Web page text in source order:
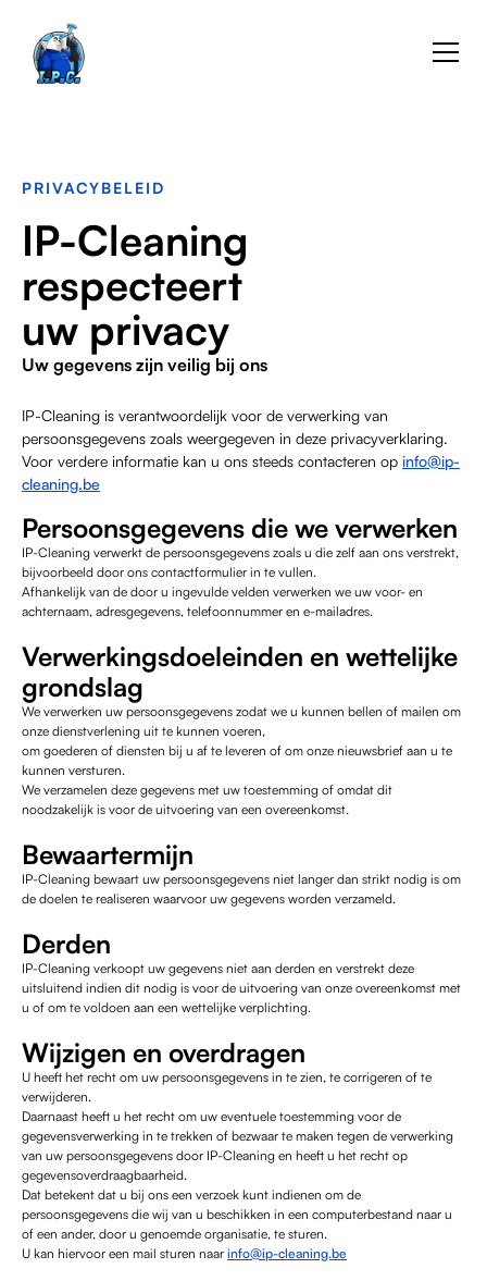
PRIVACYBELEID
IP-Cleaning
respecteert
uw privacy
Uw gegevens zijn veilig bij ons
IP-Cleaning is verantwoordelijk voor de verwerking van
persoonsgegevens zoals weergegeven in deze privacyverklaring.
Voor verdere informatie kan u ons steeds contacteren op info@ip-
cleaning.be
Persoonsgegevens die we verwerken
IP-Cleaning verwerkt de persoonsgegevens zoals u die zelf aan ons verstrekt,
bijvoorbeeld door ons contactformulier in te vullen.
Afhankelijk van de door u ingevulde velden verwerken we uw voor- en
achternaam, adresgegevens, telefoonnummer en e-mailadres.
Verwerkingsdoeleinden en wettelijke
grondslag
We verwerken uw persoonsgegevens zodat we u kunnen bellen of mailen om
onze dienstverlening uit te kunnen voeren,
om goederen of diensten bij u af te leveren of om onze nieuwsbrief aan u te
kunnen versturen.
We verzamelen deze gegevens met uw toestemming of omdat dit
noodzakelijk is voor de uitvoering van een overeenkomst.
Bewaartermijn
IP-Cleaning bewaart uw persoonsgegevens niet langer dan strikt nodig is om
de doelen te realiseren waarvoor uw gegevens worden verzameld.
Derden
IP-Cleaning verkoopt uw gegevens niet aan derden en verstrekt deze
uitsluitend indien dit nodig is voor de uitvoering van onze overeenkomst met
u of om te voldoen aan een wettelijke verplichting.
Wijzigen en overdragen
U heeft het recht om uw persoonsgegevens in te zien, te corrigeren of te
verwijderen.
Daarnaast heeft u het recht om uw eventuele toestemming voor de
gegevensverwerking in te trekken of bezwaar te maken tegen de verwerking
van uw persoonsgegevens door IP-Cleaning en heeft u het recht op
gegevensoverdraagbaarheid.
Dat betekent dat u bij ons een verzoek kunt indienen om de
persoonsgegevens die wij van u beschikken in een computerbestand naar u
of een ander, door u genoemde organisatie, te sturen.
U kan hiervoor een mail sturen naar info@ip-cleaning.be